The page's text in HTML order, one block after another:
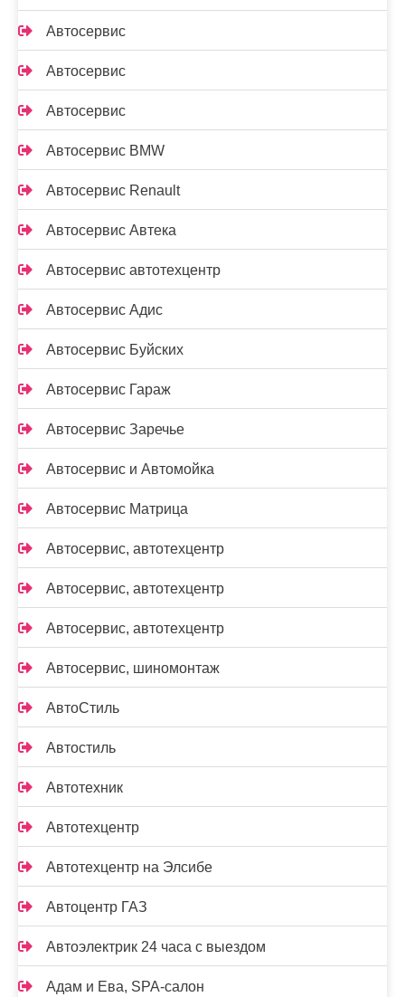
Автосервис
Автосервис
Автосервис
Автосервис BMW
Автосервис Renault
Автосервис Автека
Автосервис автотехцентр
Автосервис Адис
Автосервис Буйских
Автосервис Гараж
Автосервис Заречье
Автосервис и Автомойка
Автосервис Матрица
Автосервис, автотехцентр
Автосервис, автотехцентр
Автосервис, автотехцентр
Автосервис, шиномонтаж
АвтоСтиль
Автостиль
Автотехник
Автотехцентр
Автотехцентр на Элсибе
Автоцентр ГАЗ
Автоэлектрик 24 часа с выездом
Адам и Ева, SPA-салон